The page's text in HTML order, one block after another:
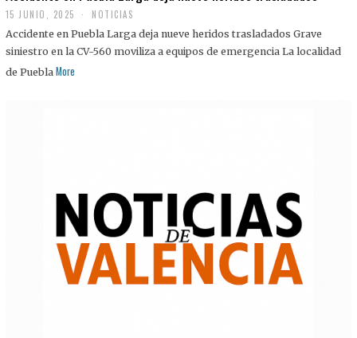
15 JUNIO, 2025 NOTICIAS
Accidente en Puebla Larga deja nueve heridos trasladados Grave
siniestro en la CV-560 moviliza a equipos de emergencia La localidad
de Puebla More